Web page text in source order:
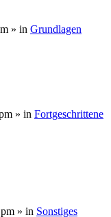
» in Grundlagen
» in Fortgeschrittene
» in Sonstiges